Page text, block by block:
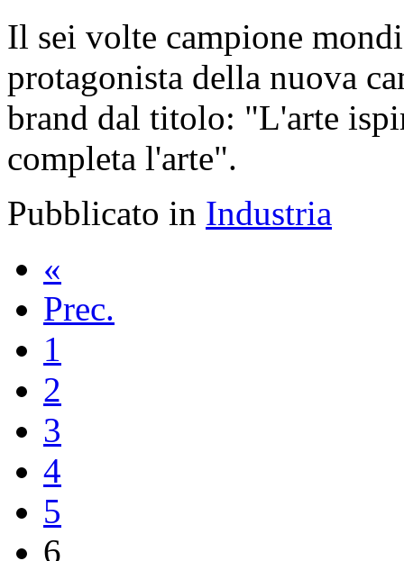
Il sei volte campione
protagonista della nuova
brand dal titolo: "L'arte
completa l'arte".
Pubblicato in Industria
«
Prec.
1
2
3
4
5
6